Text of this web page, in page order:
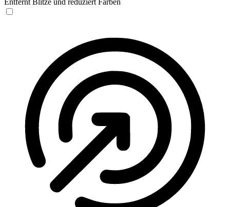
Entfernt Blitze und reduziert Farben